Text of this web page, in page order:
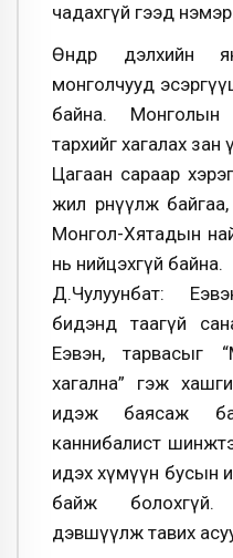
чадахгүй гээд
Өнөөдөр дэлхийн
монголчууд
байна. Монголын
тархийг хагалах
Цагаан сараар
жил өрнүүлж
Монгол-Хятадын
нь нийцэхгүй байна.
Д.Чулуунбат:
бидэнд таагүй
Еэвэн, тарвасыг
хагална” гэж
идэж баясаж
каннибалист
идэх хүмүүн бусын
байж
дэвшүүлж тавих